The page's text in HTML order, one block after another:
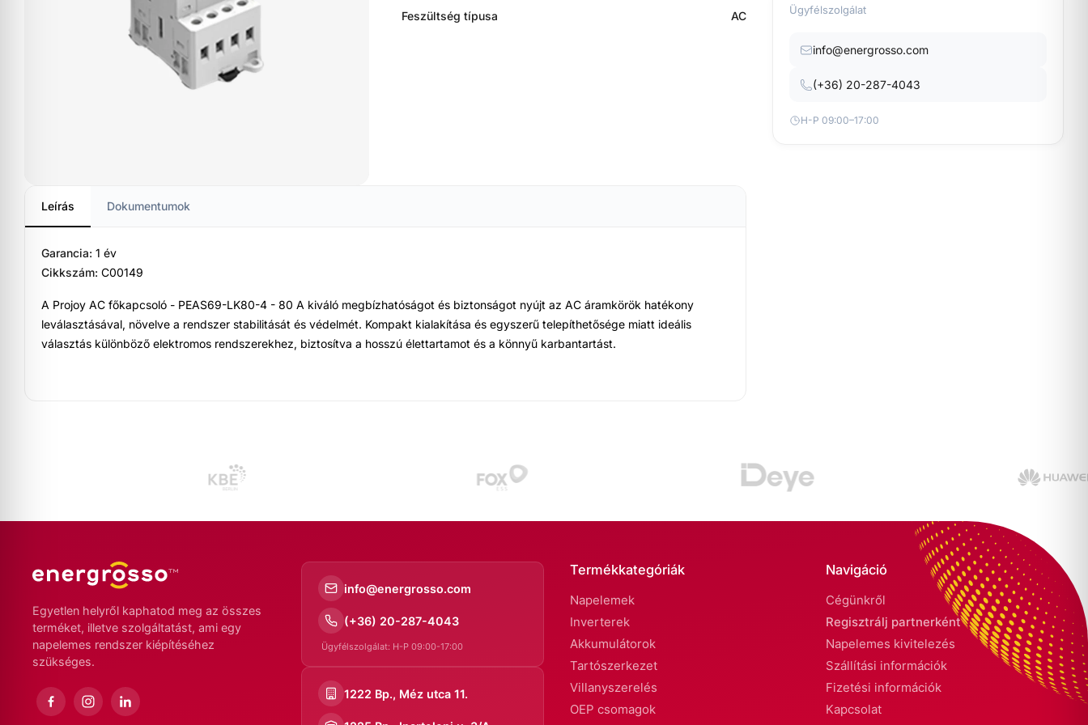
Feszültség típusa AC
Leírás Dokumentumok
Garancia: 1 év
Cikkszám: C00149
A Projoy AC főkapcsoló - PEAS69-LK80-4 - 80 A kiváló megbízhatóságot és biztonságot nyújt az AC áramkörök hatékony
leválasztásával, növelve a rendszer stabilitását és védelmét. Kompakt kialakítása és egyszerű telepíthetősége miatt ideális
választás különböző elektromos rendszerekhez, biztosítva a hosszú élettartamot és a könnyű karbantartást.
Ügyfélszolgálat
info@energrosso.com
(+36) 20-287-4043
H-P 09:00–17:00
Egyetlen helyről kaphatod meg az összes
terméket, illetve szolgáltatást, ami egy
napelemes rendszer kiépítéséhez
szükséges.
FacebookInstagramLinkedIn
info@energrosso.com
(+36) 20-287-4043
Ügyfélszolgálat: H-P 09:00-17:00
1222 Bp., Méz utca 11.
Termékkategóriák
Napelemek
Inverterek
Akkumulátorok
Tartószerkezet
Villanyszerelés
OEP csomagok
Navigáció
Cégünkről
Regisztrálj partnerként
Napelemes kivitelezés
Szállítási információk
Fizetési információk
Kapcsolat